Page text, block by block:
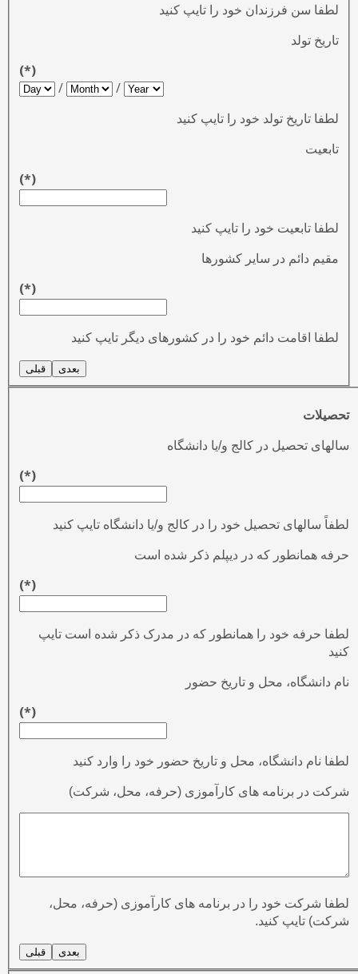
لطفا سن فرزندان خود را تایپ کنید
تاریخ تولد
(*)
/
/
لطفا تاریخ تولد خود را تایپ کنید
تابعیت
(*)
لطفا تابعیت خود را تایپ کنید
مقیم دائم در سایر کشورها
(*)
لطفا اقامت دائم خود را در کشورهای دیگر تایپ کنید
قبلی بعدی
تحصیلات
سالهای تحصیل در کالج و/یا دانشگاه
(*)
لطفاً سالهای تحصیل خود را در کالج و/یا دانشگاه تایپ کنید
حرفه همانطور که در دیپلم ذکر شده است
(*)
لطفا حرفه خود را همانطور که در مدرک ذکر شده است تایپ
کنید
نام دانشگاه، محل و تاریخ حضور
(*)
لطفا نام دانشگاه، محل و تاریخ حضور خود را وارد کنید
شرکت در برنامه های کارآموزی (حرفه، محل، شرکت)
لطفا شرکت خود را در برنامه های کارآموزی (حرفه، محل،
شرکت) تایپ کنید.
قبلی بعدی